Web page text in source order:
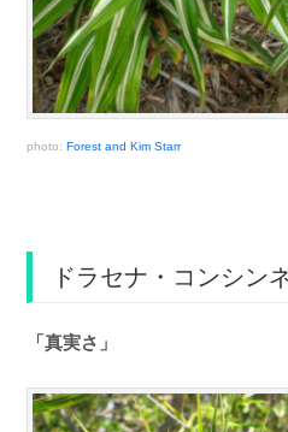
photo: Forest and Kim Starr
ドラセナ・コンシン
「真実さ」